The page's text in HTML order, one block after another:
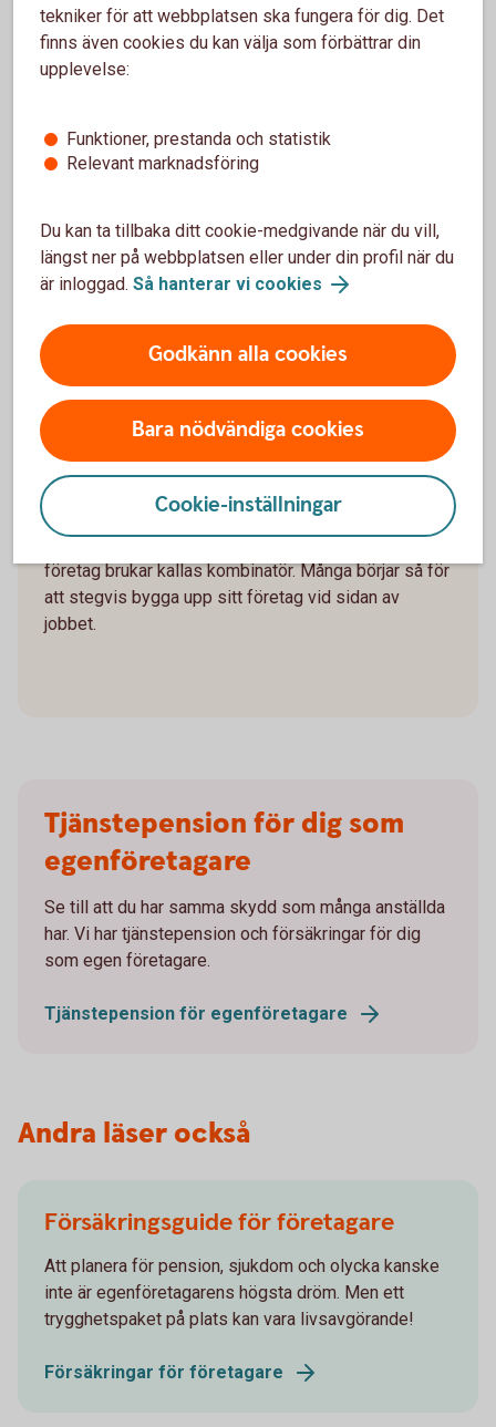
Måste arbetsgivaren godkänna att du
startar företag?
Det finns ingen generell rätt att gå ner i arbetstid för
arbetsgivare tidigt.
Företagande räknas ofta som en bisyssla och kan
- konkurrerar med arbetsgivaren
- påverkar din arbetsprestation
Vad innebär det att vara
kombinatör?
Den som både har en anställning och driver eget
företag brukar kallas kombinatör. Många börjar så för
att stegvis bygga upp sitt företag vid sidan av
jobbet.
Tjänstepension för dig som
egenföretagare
Se till att du har samma skydd som många anställda
har. Vi har tjänstepension och försäkringar för dig
som egen företagare.
Tjänstepension för egenföretagare
Andra läser också
Försäkringsguide för företagare
Att planera för pension, sjukdom och olycka kanske
inte är egenföretagarens högsta dröm. Men ett
trygghetspaket på plats kan vara livsavgörande!
Försäkringar för företagare
tekniker för att webbplatsen ska fungera för dig. Det
finns även cookies du kan välja som förbättrar din
upplevelse:
Funktioner, prestanda och statistik
Relevant marknadsföring
Du kan ta tillbaka ditt cookie-medgivande när du vill,
längst ner på webbplatsen eller under din profil när du
är inloggad. Så hanterar vi cookies
Godkänn alla cookies
Bara nödvändiga cookies
Cookie-inställningar